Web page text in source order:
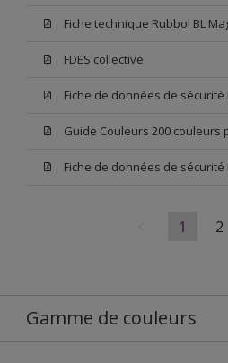
Fiche technique Rubbol BL
FDES collective
Guide Couleurs 200 couleurs
1 2
Gamme de couleurs